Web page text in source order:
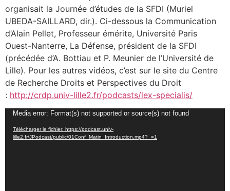
organisait la Journée d’études de la SFDI (Muriel
UBEDA-SAILLARD, dir.). Ci-dessous la Communication
d’Alain Pellet, Professeur émérite, Université Paris
Ouest-Nanterre, La Défense, président de la SFDI
(précédée d’A. Bottiau et P. Meunier de l’Université de
Lille). Pour les autres vidéos, c’est sur le site du Centre
de Recherche Droits et Perspectives du Droit
: http://crdp.univ-lille2.fr/podcasts/lex-specialis/
Lecteur
vidéo
Media error: Format(s) not supported or source(s) not found
Télécharger le fichier: https://podcast.univ-
lille2.fr/JPodcast/public/01Conf_Matin_Introduction.mp4?_=1